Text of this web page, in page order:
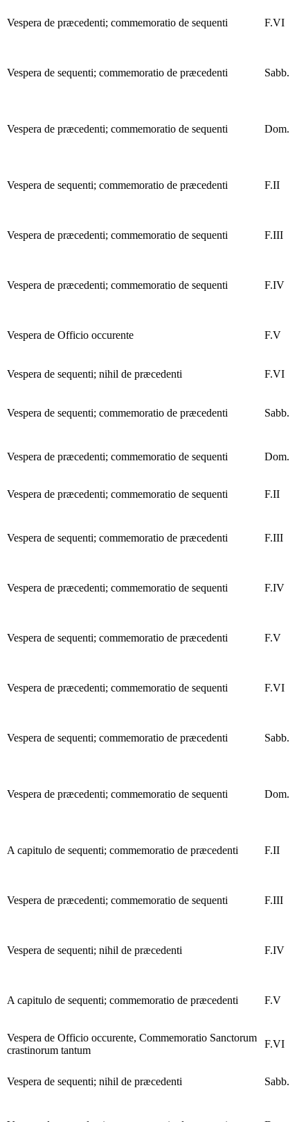
Vespera de præcedenti; commemoratio de sequenti F.VI
Vespera de sequenti; commemoratio de præcedenti Sabb.
Vespera de præcedenti; commemoratio de sequenti Dom.
Vespera de sequenti; commemoratio de præcedenti F.II
Vespera de præcedenti; commemoratio de sequenti F.III
Vespera de præcedenti; commemoratio de sequenti F.IV
Vespera de Officio occurente F.V
Vespera de sequenti; nihil de præcedenti F.VI
Vespera de sequenti; commemoratio de præcedenti Sabb.
Vespera de præcedenti; commemoratio de sequenti Dom.
Vespera de præcedenti; commemoratio de sequenti F.II
Vespera de sequenti; commemoratio de præcedenti F.III
Vespera de præcedenti; commemoratio de sequenti F.IV
Vespera de sequenti; commemoratio de præcedenti F.V
Vespera de præcedenti; commemoratio de sequenti F.VI
Vespera de sequenti; commemoratio de præcedenti Sabb.
Vespera de præcedenti; commemoratio de sequenti Dom.
A capitulo de sequenti; commemoratio de præcedenti F.II
Vespera de præcedenti; commemoratio de sequenti F.III
Vespera de sequenti; nihil de præcedenti F.IV
A capitulo de sequenti; commemoratio de præcedenti F.V
Vespera de Officio occurente, Commemoratio Sanctorum
crastinorum tantum
F.VI
Vespera de sequenti; nihil de præcedenti Sabb.